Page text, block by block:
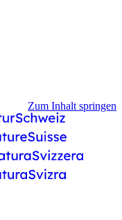
Zum Inhalt springen